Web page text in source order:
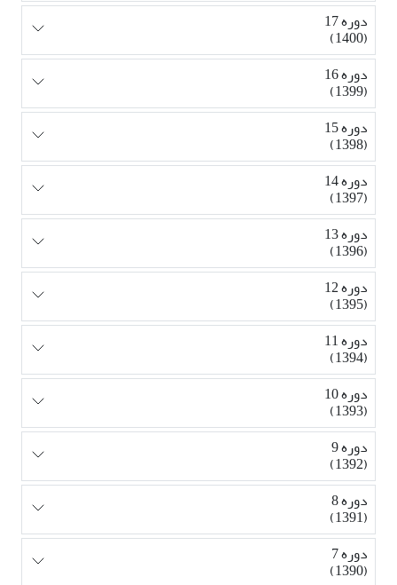
دوره 17
(1400)
دوره 16
(1399)
دوره 15
(1398)
دوره 14
(1397)
دوره 13
(1396)
دوره 12
(1395)
دوره 11
(1394)
دوره 10
(1393)
دوره 9
(1392)
دوره 8
(1391)
دوره 7
(1390)